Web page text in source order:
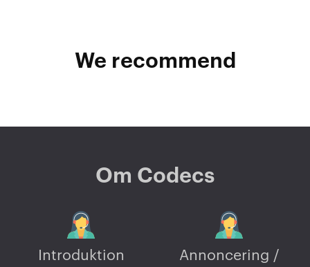
We recommend
Om Codecs
Introduktion
Annoncering /